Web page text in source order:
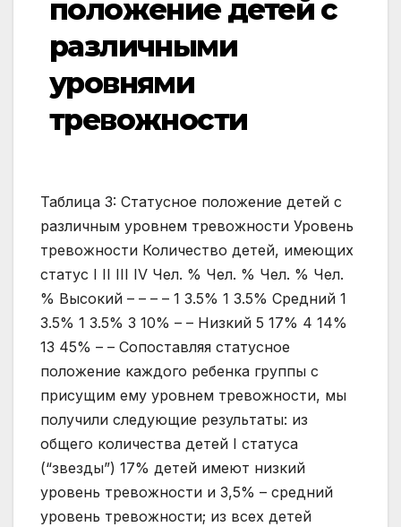
положение детей с
различными
уровнями
тревожности
Таблица 3: Статусное положение детей с
различным уровнем тревожности Уровень
тревожности Количество детей, имеющих
статус I II III IV Чел. % Чел. % Чел. % Чел.
% Высокий – – – – 1 3.5% 1 3.5% Средний 1
3.5% 1 3.5% 3 10% – – Низкий 5 17% 4 14%
13 45% – – Сопоставляя статусное
положение каждого ребенка группы с
присущим ему уровнем тревожности, мы
получили следующие результаты: из
общего количества детей I статуса
(“звезды”) 17% детей имеют низкий
уровень тревожности и 3,5% – средний
уровень тревожности; из всех детей